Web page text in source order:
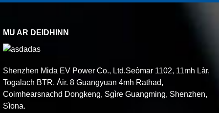
MU AR DEIDHINN
Shenzhen Mida EV Power Co., Ltd.Seòmar 1102, 11mh Làr,
Togalach BTR, Àir. 8 Guangyuan 4mh Rathad,
Coimhearsnachd Dongkeng, Sgìre Guangming, Shenzhen,
Sìona.